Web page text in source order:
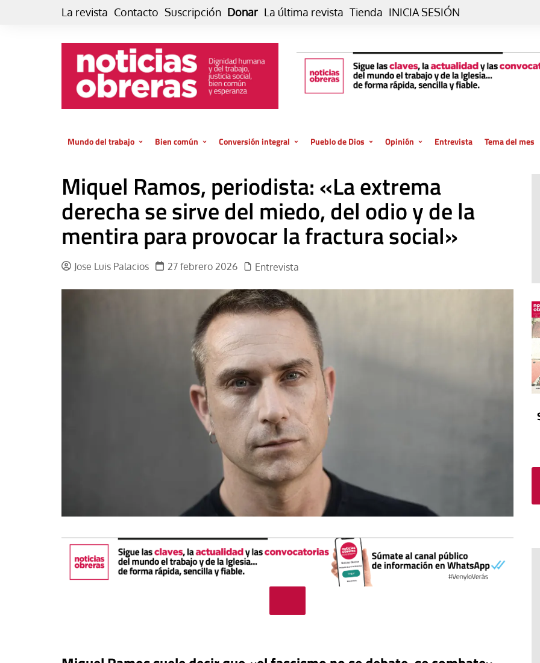
La revista Contacto Suscripción Donar La última revista Tienda INICIA SESIÓN
Mundo del trabajo
El trabajo es para la vida
GlobalizAcción
INFOR. Boletín informativo del
MMTC
Laboral
Bien común
Economía
Conversión integral
de vida… es posible
El cuidado de la creación
Experiencia
Cultura
Libro
Dos minutos
Música
Poesía
Relato
Pueblo de Dios
La oración de cada día
Vaticano
El termómetro
In memoriam
Opinión
Blog De paso…
Blog Eutopía
Blog El Evangelio del trabajo
Tribuna
Entrevista Tema del mes
Miquel Ramos, periodista: «La extrema
derecha se sirve del miedo, del odio y de la
mentira para provocar la fractura social»
Jose Luis Palacios 27 febrero 2026 Entrevista